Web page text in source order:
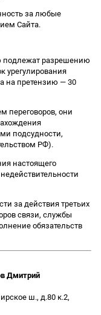
за любые
Сайта.
подлежат разрешению
урегулирования
на претензию — 30
переговоров, они
подсудности,
РФ).
настоящего
за действия третьих
связи, службы
обязательств
Дмитрий
ш., д.80 к.2,